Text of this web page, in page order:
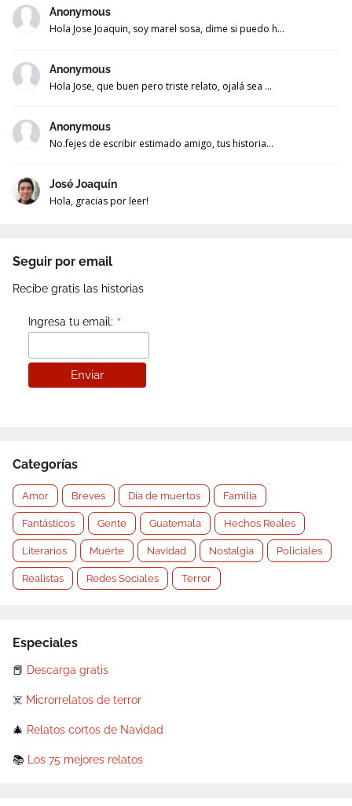
Anonymous
Hola Jose Joaquin, soy marel sosa, dime si puedo h...
Anonymous
Hola Jose, que buen pero triste relato, ojalá sea ...
Anonymous
No.fejes de escribir estimado amigo, tus historia...
José Joaquín
Hola, gracias por leer!
Seguir por email
Recibe gratis las historias
Ingresa tu email: *
Categorías
Amor Breves Día de muertos Familia
Fantásticos Gente Guatemala Hechos Reales
Literarios Muerte Navidad Nostalgia Policiales
Realistas Redes Sociales Terror
Especiales
📕 Descarga gratis
☠️ Microrrelatos de terror
🎄 Relatos cortos de Navidad
📚 Los 75 mejores relatos